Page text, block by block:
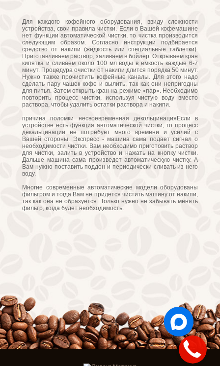
Для каждого кофейного оборудования, ввиду сложности
устройства, свои правила чистки. Если в Вашей кофемашине
нет функции автоматической чистки, то чистка производится
следующим образом. Согласно инструкции подбирается
средство от накипи (жидкость или специальные таблетки).
Приготавливаем раствор, заливаем в бойлер. Открываем кран
кипятка и сливаем около 100 мл воды в емкость каждые 6-7
минут. Процедура очистки от накипи длится порядка 50 минут.
Нужно также прочистить кофейные каналы. Для этого надо
сделать пару чашек кофе и вылить, так как они непригодны
для питья. Затем открыть кран на режиме «пар». Необходимо
повторить процесс чистки, используя чистую воду вместо
раствора, чтобы удалить остатки раствора и накипи.
причина поломки несвоевременная декольцинацияЕсли в
устройстве есть функция автоматической чистки, то процесс
декальцинации не потребует много времени и усилий с
Вашей стороны. Экспресс - машина сама подает сигнал о
необходимости чистки. Вам необходимо приготовить раствор
для чистки, залить в устройство и нажать на кнопку чистки.
Дальше машина сама произведет автоматическую чистку. А
Вам нужно поставить поддон и периодически сливать из него
воду.
Многие современные автоматические модели оборудованы
фильтром и тогда Вам не придется чистить машину от накипи,
так как она не образуется. Только нужно не забывать менять
фильтр, когда будет необходимость.